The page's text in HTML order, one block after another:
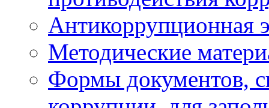
Антикоррупционная
Методические
Формы документов,